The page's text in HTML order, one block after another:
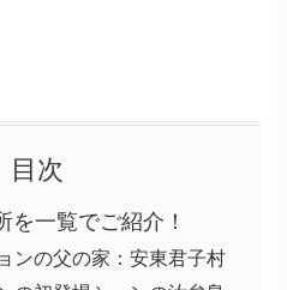
目次
を一覧でご紹介！
ンの父の家：安東君子村